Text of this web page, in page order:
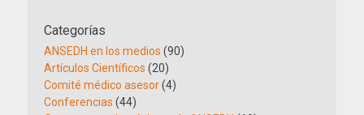
Categorías
ANSEDH en los medios (90)
Artículos Científicos (20)
Comité médico asesor(4)
Conferencias (44)